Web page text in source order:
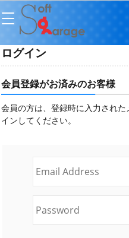
ログイン
会員登録がお済みのお客様
会員の方は、登録時に入力され
インしてください。